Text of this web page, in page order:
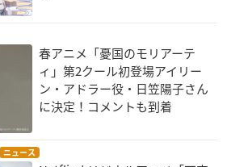
ダンガンロンパ3 -Th
e End of 希望ヶ峰学
一人之下 the outcas
t
春アニメ「憂国のモリアーテ
ィ」第2クール初登場アイリー
ン・アドラー役・日笠陽子さん
に決定！コメントも到着
ニュース